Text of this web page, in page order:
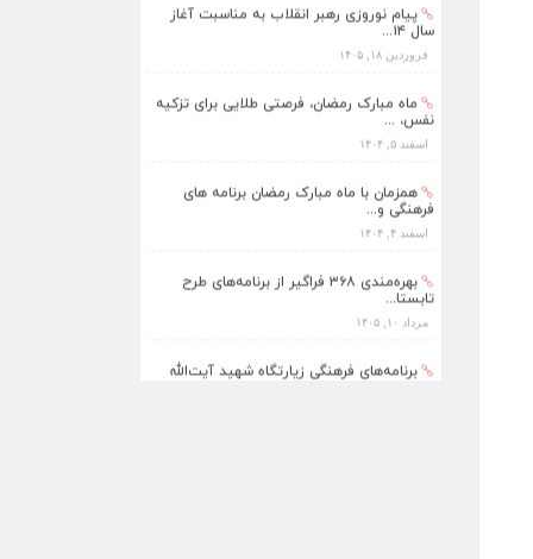
پیام نوروزی رهبر انقلاب به مناسبت آغاز
سال ۱۴...
فروردین ۱۸, ۱۴۰۵
ماه مبارک رمضان، فرصتی طلایی برای تزکیه
نفس، ...
اسفند ۵, ۱۴۰۴
همزمان با ماه مبارک رمضان برنامه های
فرهنگی و...
اسفند ۴, ۱۴۰۴
بهره‌مندی ۳۶۸ فراگیر از برنامه‌های طرح
تابستا...
مرداد ۱۰, ۱۴۰۵
برنامه‌های فرهنگی زیارتگاه شهید آیت‌الله
مدرس...